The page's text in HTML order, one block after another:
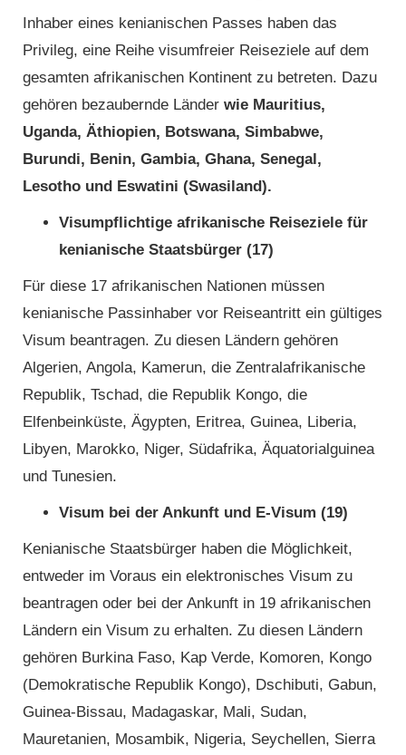
Inhaber eines kenianischen Passes haben das
Privileg, eine Reihe visumfreier Reiseziele auf dem
gesamten afrikanischen Kontinent zu betreten. Dazu
gehören bezaubernde Länder wie Mauritius,
Uganda, Äthiopien, Botswana, Simbabwe,
Burundi, Benin, Gambia, Ghana, Senegal,
Lesotho und Eswatini (Swasiland).
Visumpflichtige afrikanische Reiseziele für
kenianische Staatsbürger (17)
Für diese 17 afrikanischen Nationen müssen
kenianische Passinhaber vor Reiseantritt ein gültiges
Visum beantragen. Zu diesen Ländern gehören
Algerien, Angola, Kamerun, die Zentralafrikanische
Republik, Tschad, die Republik Kongo, die
Elfenbeinküste, Ägypten, Eritrea, Guinea, Liberia,
Libyen, Marokko, Niger, Südafrika, Äquatorialguinea
und Tunesien.
Visum bei der Ankunft und E-Visum (19)
Kenianische Staatsbürger haben die Möglichkeit,
entweder im Voraus ein elektronisches Visum zu
beantragen oder bei der Ankunft in 19 afrikanischen
Ländern ein Visum zu erhalten. Zu diesen Ländern
gehören Burkina Faso, Kap Verde, Komoren, Kongo
(Demokratische Republik Kongo), Dschibuti, Gabun,
Guinea-Bissau, Madagaskar, Mali, Sudan,
Mauretanien, Mosambik, Nigeria, Seychellen, Sierra